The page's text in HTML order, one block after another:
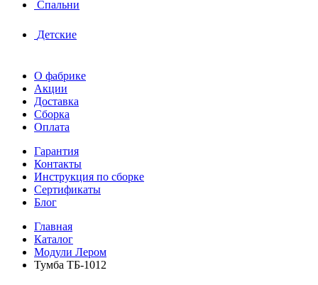
Спальни
Детские
О фабрике
Акции
Доставка
Сборка
Оплата
Гарантия
Контакты
Инструкция по сборке
Сертификаты
Блог
Главная
Каталог
Модули Лером
Тумба ТБ-1012